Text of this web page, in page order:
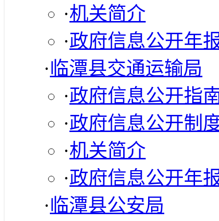
·机关简介
·政府信息公开年
·临潭县交通运输局
·政府信息公开指
·政府信息公开制
·机关简介
·政府信息公开年
·临潭县公安局